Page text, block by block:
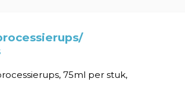
75ml per stuk,